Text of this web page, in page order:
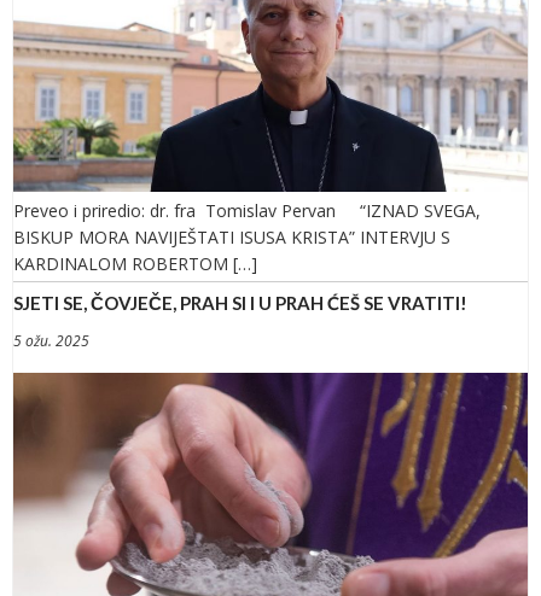
Preveo i priredio: dr. fra Tomislav Pervan “IZNAD SVEGA,
BISKUP MORA NAVIJEŠTATI ISUSA KRISTA” INTERVJU S
KARDINALOM ROBERTOM […]
SJETI SE, ČOVJEČE, PRAH SI I U PRAH ĆEŠ SE VRATITI!
5 ožu. 2025